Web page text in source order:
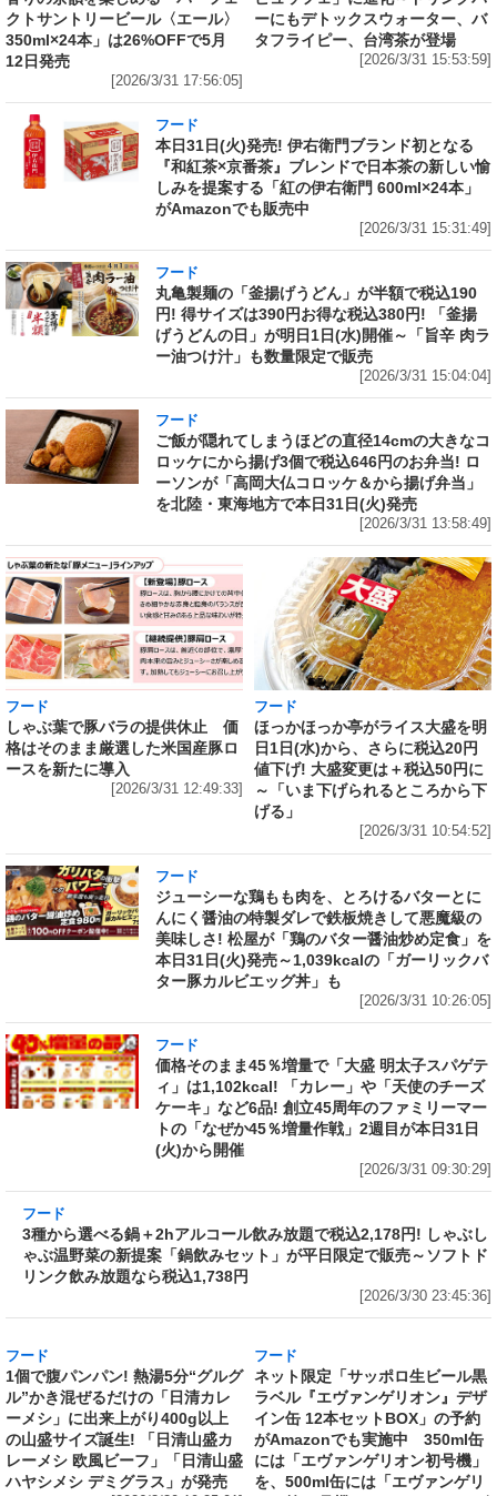
クトサントリービール〈エール〉
350ml×24本」は26%OFFで5月
12日発売
[2026/3/31 17:56:05]
ーにもデトックスウォーター、バ
タフライピー、台湾茶が登場
[2026/3/31 15:53:59]
フード
本日31日(火)発売! 伊右衛門ブランド初となる
『和紅茶×京番茶』ブレンドで日本茶の新しい愉
しみを提案する「紅の伊右衛門 600ml×24本」
がAmazonでも販売中
[2026/3/31 15:31:49]
フード
丸亀製麺の「釜揚げうどん」が半額で税込190
円! 得サイズは390円お得な税込380円! 「釜揚
げうどんの日」が明日1日(水)開催～「旨辛 肉ラ
ー油つけ汁」も数量限定で販売
[2026/3/31 15:04:04]
フード
ご飯が隠れてしまうほどの直径14cmの大きなコ
ロッケにから揚げ3個で税込646円のお弁当! ロ
ーソンが「高岡大仏コロッケ＆から揚げ弁当」
を北陸・東海地方で本日31日(火)発売
[2026/3/31 13:58:49]
フード
しゃぶ葉で豚バラの提供休止 価
格はそのまま厳選した米国産豚ロ
ースを新たに導入
[2026/3/31 12:49:33]
フード
ほっかほっか亭がライス大盛を明
日1日(水)から、さらに税込20円
値下げ! 大盛変更は＋税込50円に
～「いま下げられるところから下
げる」
[2026/3/31 10:54:52]
フード
ジューシーな鶏もも肉を、とろけるバターとに
んにく醤油の特製ダレで鉄板焼きして悪魔級の
美味しさ! 松屋が「鶏のバター醤油炒め定食」を
本日31日(火)発売～1,039kcalの「ガーリックバ
ター豚カルビエッグ丼」も
[2026/3/31 10:26:05]
フード
価格そのまま45％増量で「大盛 明太子スパゲテ
ィ」は1,102kcal! 「カレー」や「天使のチーズ
ケーキ」など6品! 創立45周年のファミリーマー
トの「なぜか45％増量作戦」2週目が本日31日
(火)から開催
[2026/3/31 09:30:29]
3種から選べる鍋＋2hアルコール飲み放題で税
込2,178円! しゃぶしゃぶ温野菜の新提案「鍋飲
みセット」が平日限定で販売～ソフトドリンク
[2026/3/30 23:45:36]